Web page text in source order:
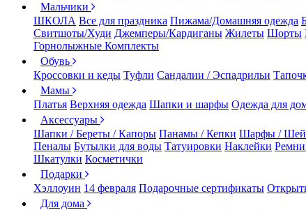
Мальчики
ШКОЛА Все для праздника Пижама/Домашняя одежда
Свитшоты/Худи Джемперы/Кардиганы Жилеты Шорты
Горнолыжные Комплекты
Обувь
Кроссовки и кеды Туфли Сандалии / Эспадрильи
Мамы
Платья Верхняя одежда Шапки и шарфы Одежда для
Аксессуары
Шапки / Береты / Капоры Панамы / Кепки Шарфы /
Пеналы Бутылки для воды Татуировки Наклейки
Шкатулки Косметички
Подарки
Хэллоуин 14 февраля Подарочные сертификаты
Для дома